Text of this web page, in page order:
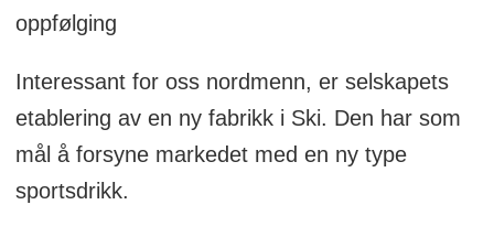
oppfølging
Interessant for oss nordmenn, er selskapets
etablering av en ny fabrikk i Ski. Den har som
mål å forsyne markedet med en ny type
sportsdrikk.